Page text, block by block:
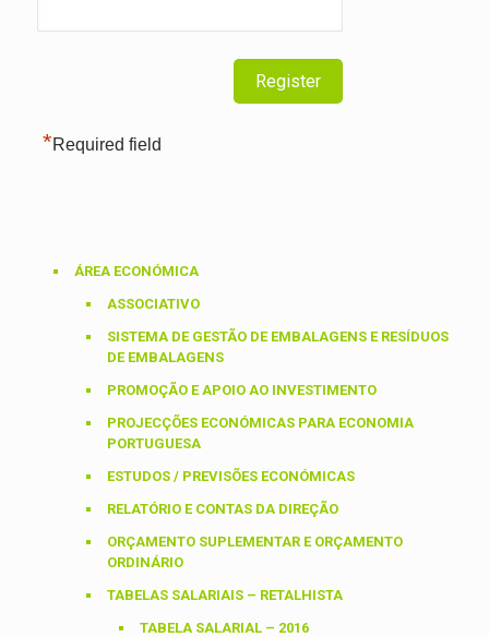
*Required field
ÁREA ECONÓMICA
ASSOCIATIVO
SISTEMA DE GESTÃO DE EMBALAGENS E RESÍDUOS
DE EMBALAGENS
PROMOÇÃO E APOIO AO INVESTIMENTO
PROJECÇÕES ECONÓMICAS PARA ECONOMIA
PORTUGUESA
ESTUDOS / PREVISÕES ECONÓMICAS
RELATÓRIO E CONTAS DA DIREÇÃO
ORÇAMENTO SUPLEMENTAR E ORÇAMENTO
ORDINÁRIO
TABELAS SALARIAIS – RETALHISTA
TABELA SALARIAL – 2016